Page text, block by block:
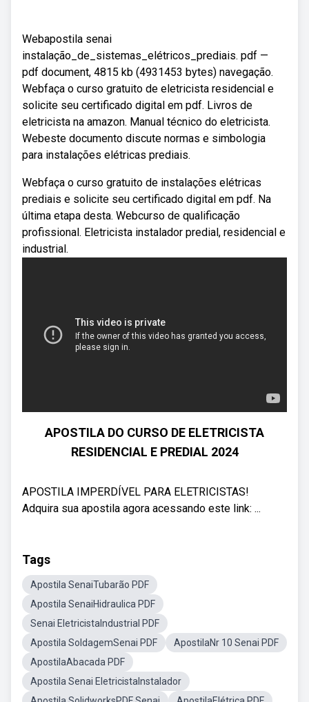
Webapostila senai
instalação_de_sistemas_elétricos_prediais. pdf —
pdf document, 4815 kb (4931453 bytes) navegação.
Webfaça o curso gratuito de eletricista residencial e
solicite seu certificado digital em pdf. Livros de
eletricista na amazon. Manual técnico do eletricista.
Webeste documento discute normas e simbologia
para instalações elétricas prediais.
Webfaça o curso gratuito de instalações elétricas
prediais e solicite seu certificado digital em pdf. Na
última etapa desta. Webcurso de qualificação
profissional. Eletricista instalador predial, residencial e
industrial.
APOSTILA DO CURSO DE ELETRICISTA
RESIDENCIAL E PREDIAL 2024
APOSTILA IMPERDÍVEL PARA ELETRICISTAS!
Adquira sua apostila agora acessando este link: ...
Tags
Apostila SenaiTubarão PDF
Apostila SenaiHidraulica PDF
Senai EletricistaIndustrial PDF
Apostila SoldagemSenai PDF
ApostilaNr 10 Senai PDF
ApostilaAbacada PDF
Apostila Senai EletricistaInstalador